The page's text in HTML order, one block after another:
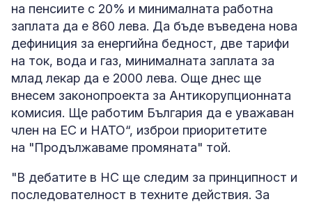
на пенсиите с 20% и минималната работна
заплата да е 860 лева. Да бъде въведена нова
дефиниция за енергийна бедност, две тарифи
на ток, вода и газ, минималната заплата за
млад лекар да е 2000 лева. Още днес ще
внесем законопроекта за Антикорупционната
комисия. Ще работим България да е уважаван
член на ЕС и НАТО“, изброи приоритетите
на "Продължаваме промяната" той.
"В дебатите в НС ще следим за принципност и
последователност в техните действия. За